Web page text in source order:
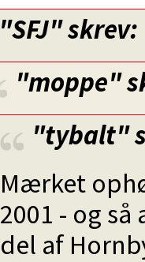
"SFJ"skrev:
"moppe"
"tybalt"
Mærket
2001 - og
del af